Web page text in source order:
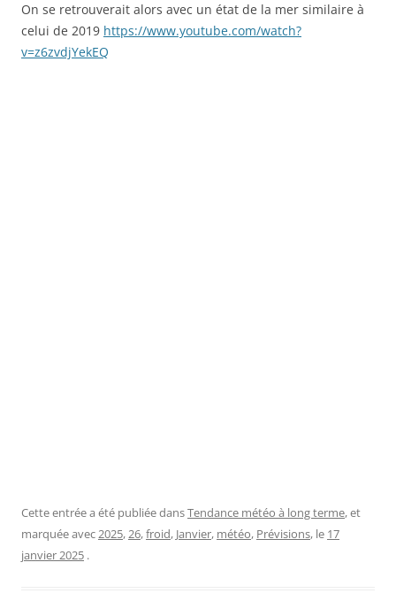
On se retrouverait alors avec un état de la mer similaire à
celui de 2019 https://www.youtube.com/watch?
v=z6zvdjYekEQ
Cette entrée a été publiée dansTendance météo à long terme, et
marquée avec2025,26,froid, Janvier, météo, Prévisions, le 17
janvier 2025 .